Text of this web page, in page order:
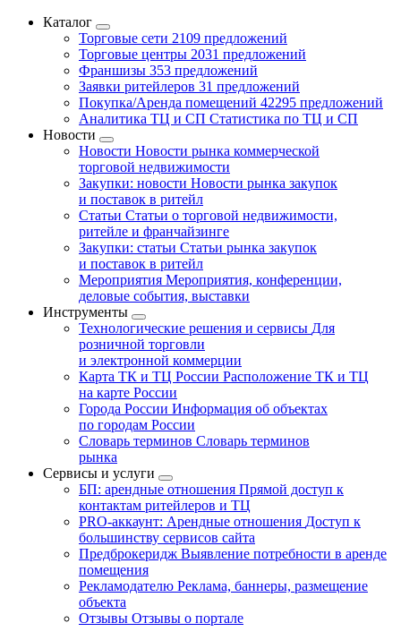
Каталог
Торговые сети 2109 предложений
Торговые центры 2031 предложений
Франшизы 353 предложений
Заявки ритейлеров 31 предложений
Покупка/Аренда помещений 42295 предложений
Аналитика ТЦ и СП Статистика по ТЦ и СП
Новости
Новости Новости рынка коммерческой
торговой недвижимости
Закупки: новости Новости рынка закупок
и поставок в ритейл
Статьи Статьи о торговой недвижимости,
ритейле и франчайзинге
Закупки: статьи Статьи рынка закупок
и поставок в ритейл
Мероприятия Мероприятия, конференции,
деловые события, выставки
Инструменты
Технологические решения и сервисы Для
розничной торговли
и электронной коммерции
Карта ТК и ТЦ России Расположение ТК и ТЦ
на карте России
Города России Информация об объектах
по городам России
Словарь терминов Словарь терминов
рынка
Сервисы и услуги
БП: арендные отношения Прямой доступ к
контактам ритейлеров и ТЦ
PRO-аккаунт: Арендные отношения Доступ к
большинству сервисов сайта
Предброкеридж Выявление потребности в аренде
помещения
Рекламодателю Реклама, баннеры, размещение
объекта
Отзывы Отзывы о портале